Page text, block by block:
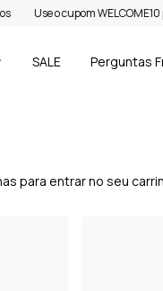
Use o cupom WELCOME10
SALE Perguntas
para entrar no seu